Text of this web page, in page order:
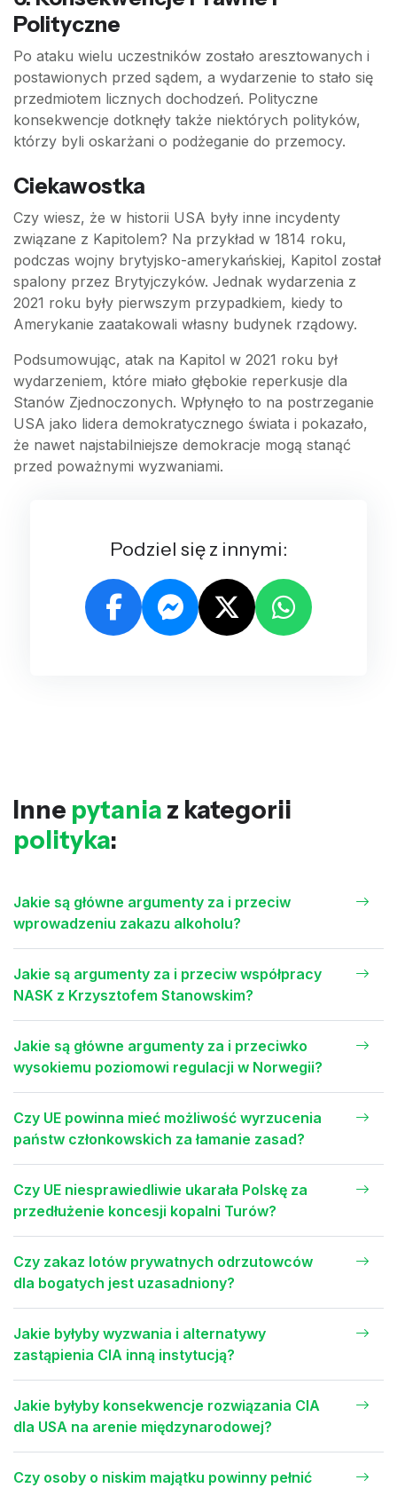
Polityczne
Po ataku wielu uczestników zostało aresztowanych i
postawionych przed sądem, a wydarzenie to stało się
przedmiotem licznych dochodzeń. Polityczne
konsekwencje dotknęły także niektórych polityków,
którzy byli oskarżani o podżeganie do przemocy.
Ciekawostka
Czy wiesz, że w historii USA były inne incydenty
związane z Kapitolem? Na przykład w 1814 roku,
podczas wojny brytyjsko-amerykańskiej, Kapitol został
spalony przez Brytyjczyków. Jednak wydarzenia z
2021 roku były pierwszym przypadkiem, kiedy to
Amerykanie zaatakowali własny budynek rządowy.
Podsumowując, atak na Kapitol w 2021 roku był
wydarzeniem, które miało głębokie reperkusje dla
Stanów Zjednoczonych. Wpłynęło to na postrzeganie
USA jako lidera demokratycznego świata i pokazało,
że nawet najstabilniejsze demokracje mogą stanąć
przed poważnymi wyzwaniami.
Podziel się z innymi:
Inne pytania z kategorii
polityka:
Jakie są główne argumenty za i przeciw
wprowadzeniu zakazu alkoholu?
Jakie są argumenty za i przeciw współpracy
NASK z Krzysztofem Stanowskim?
Jakie są główne argumenty za i przeciwko
wysokiemu poziomowi regulacji w Norwegii?
Czy UE powinna mieć możliwość wyrzucenia
państw członkowskich za łamanie zasad?
Czy UE niesprawiedliwie ukarała Polskę za
przedłużenie koncesji kopalni Turów?
Czy zakaz lotów prywatnych odrzutowców
dla bogatych jest uzasadniony?
Jakie byłyby wyzwania i alternatywy
zastąpienia CIA inną instytucją?
Jakie byłyby konsekwencje rozwiązania CIA
dla USA na arenie międzynarodowej?
Czy osoby o niskim majątku powinny pełnić